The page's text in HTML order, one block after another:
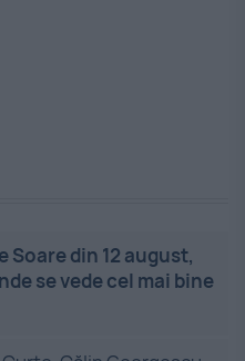
Soare din 12 august,
se vede cel mai bine